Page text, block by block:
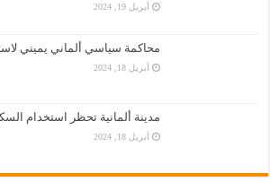
أبريل 19, 2024
محاكمة سياسي ألماني يميني
أبريل 18, 2024
مدينة ألمانية تحظر استخدام
أبريل 18, 2024